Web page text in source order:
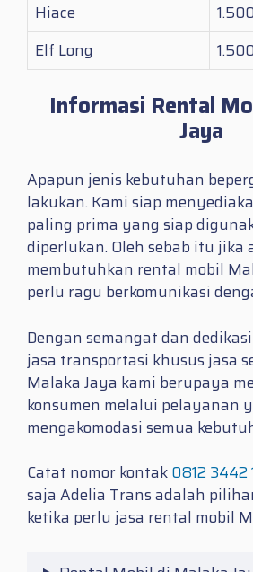
Hiace
Elf Long
Informasi Rental
Jaya
Apapun jenis kebutuhan
lakukan. Kami siap
paling prima yang siap
diperlukan. Oleh sebab itu jika
membutuhkan rental mobil
perlu ragu berkomunikasi
Dengan semangat dan
jasa transportasi khusus jasa
Malaka Jaya kami berupaya
konsumen melalui pelayanan
mengakomodasi semua
Catat nomor kontak0812 3442
saja Adelia Trans adalah
ketika perlu jasa rental mobil